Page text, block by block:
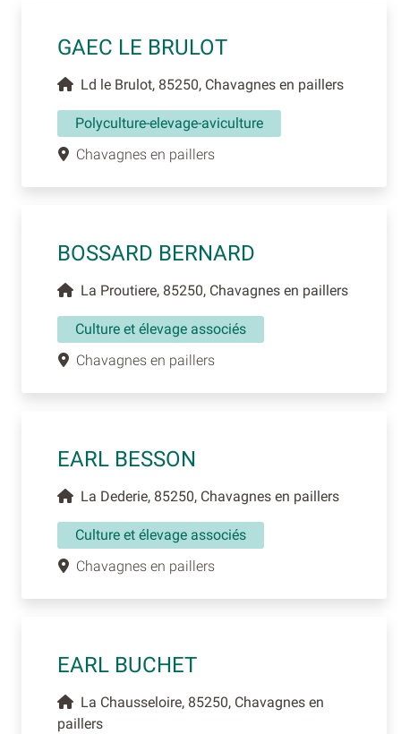
GAEC LE BRULOT
Ld le Brulot, 85250, Chavagnes en paillers
Polyculture-elevage-aviculture
Chavagnes en paillers
BOSSARD BERNARD
La Proutiere, 85250, Chavagnes en paillers
Culture et élevage associés
Chavagnes en paillers
EARL BESSON
La Dederie, 85250, Chavagnes en paillers
Culture et élevage associés
Chavagnes en paillers
EARL BUCHET
La Chausseloire, 85250, Chavagnes en
paillers